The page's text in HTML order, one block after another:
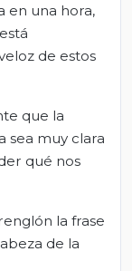
en una hora,
de estos
que la
sea muy clara
qué nos
la frase
de la